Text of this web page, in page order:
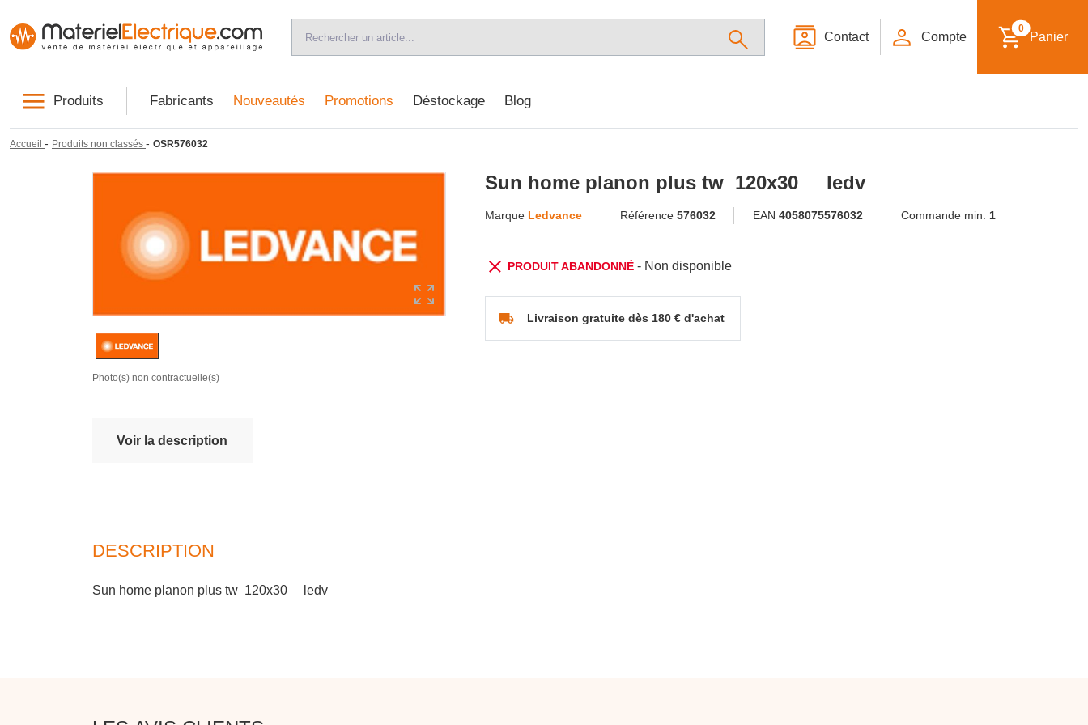
Contact Compte
0
Panier
Produits Fabricants Nouveautés Promotions Déstockage Blog
Accueil - Produits non classés - OSR576032
Photo(s) non contractuelle(s)
Sun home planon plus tw 120x30 ledv
Marque Ledvance Référence 576032 EAN4058075576032 Commande min. 1
PRODUIT ABANDONNÉ- Non disponible
Livraison gratuite dès 180 € d'achat
Voir la description
DESCRIPTION
Sun home planon plus tw 120x30 ledv